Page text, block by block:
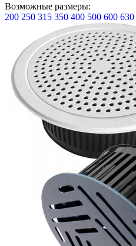
Возможные размеры:
200 250 315 350 400 500 600 630